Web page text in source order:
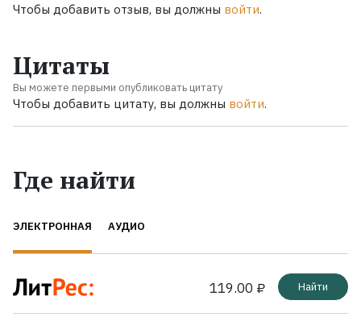
Чтобы добавить отзыв, вы должны войти.
Цитаты
Вы можете первыми опубликовать цитату
Чтобы добавить цитату, вы должны войти.
Где найти
ЭЛЕКТРОННАЯ АУДИО
119.00 ₽ Найти